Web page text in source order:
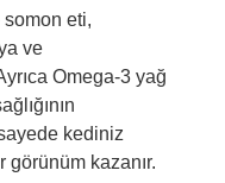
eti,
ve
Omega-3 yağ
kediniz
görünüm kazanır.